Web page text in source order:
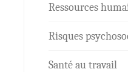
Ressources
Risques
Santé au travail